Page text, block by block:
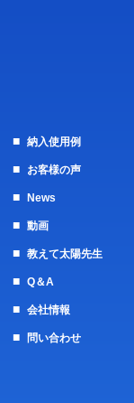
納入使用例
お客様の声
News
動画
教えて太陽先生
Q＆A
会社情報
問い合わせ